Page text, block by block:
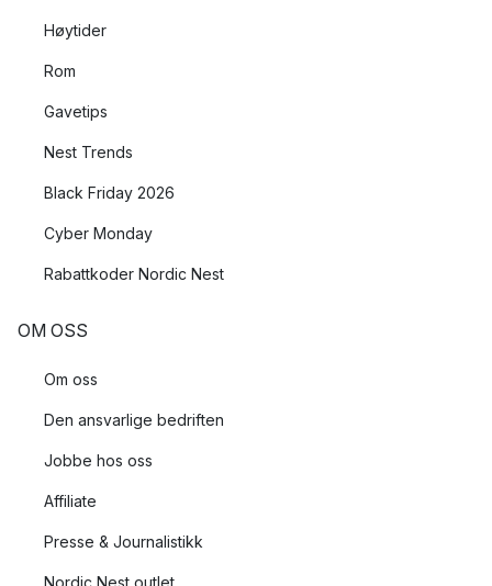
Høytider
Rom
Gavetips
Nest Trends
Black Friday 2026
Cyber Monday
Rabattkoder Nordic Nest
OM OSS
Om oss
Den ansvarlige bedriften
Jobbe hos oss
Affiliate
Presse & Journalistikk
Nordic Nest outlet